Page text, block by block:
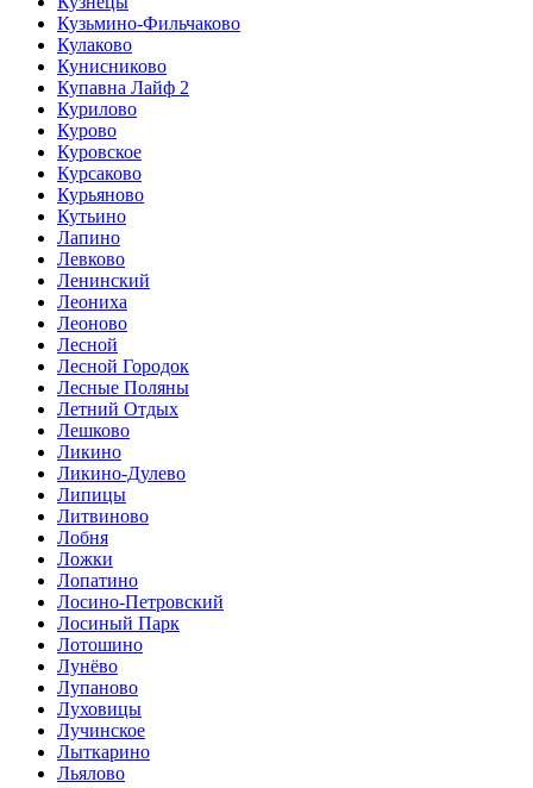
Кузьмино-Фильчаково
Кулаково
Кунисниково
Купавна Лайф 2
Курилово
Курово
Куровское
Курсаково
Курьяново
Кутьино
Лапино
Левково
Ленинский
Леониха
Леоново
Лесной
Лесной Городок
Лесные Поляны
Летний Отдых
Лешково
Ликино
Ликино-Дулево
Липицы
Литвиново
Лобня
Ложки
Лопатино
Лосино-Петровский
Лосиный Парк
Лотошино
Лунёво
Лупаново
Луховицы
Лучинское
Лыткарино
Льялово